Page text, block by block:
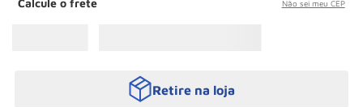
Não sei meu CEP
Retire na loja